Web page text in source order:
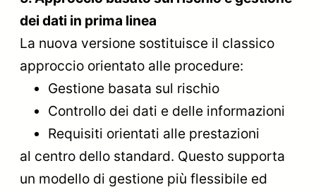
dei dati in prima linea
La nuova versione sostituisce il classico
approccio orientato alle procedure:
Gestione basata sul rischio
Controllo dei dati e delle informazioni
Requisiti orientati alle prestazioni
al centro dello standard. Questo supporta
un modello di gestione più flessibile ed